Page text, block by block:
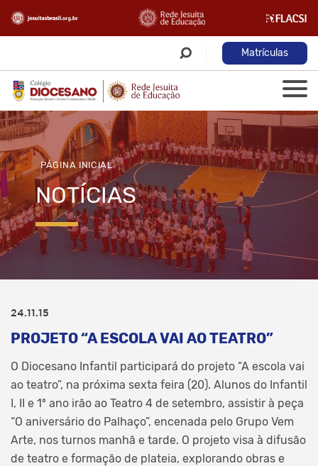
Matrículas
PÁGINA INICIAL
NOTÍCIAS
24.11.15
PROJETO “A ESCOLA VAI AO TEATRO”
O Diocesano Infantil participará do projeto “A escola vai
ao teatro”, na próxima sexta feira (20). Alunos do Infantil
I, II e 1º ano irão ao Teatro 4 de setembro, assistir à peça
“O aniversário do Palhaço”, encenada pelo Grupo Vem
Arte, nos turnos manhã e tarde. O projeto visa à difusão
de teatro e formação de plateia, explorando obras e